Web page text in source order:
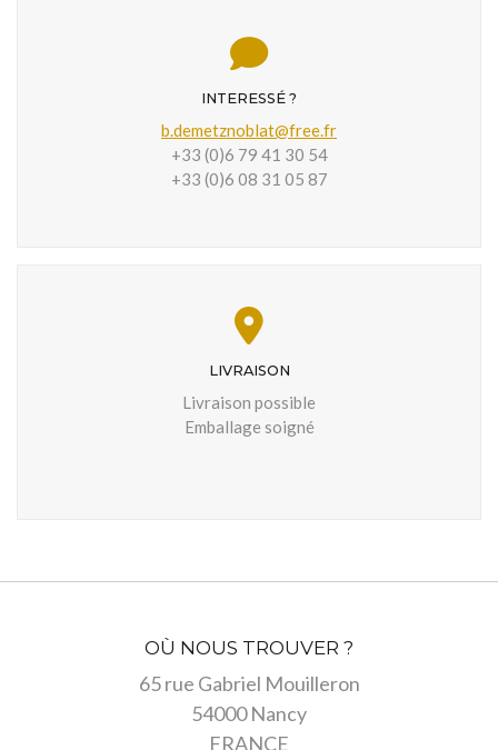
INTERESSÉ ?
b.demetznoblat@free.fr
+33 (0)6 79 41 30 54
+33 (0)6 08 31 05 87
LIVRAISON
Livraison possible
Emballage soigné
OÙ NOUS TROUVER ?
65 rue Gabriel Mouilleron
54000 Nancy
FRANCE